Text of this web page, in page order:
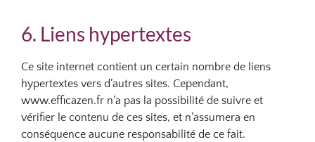
6. Liens hypertextes
Ce site internet contient un certain nombre de liens
hypertextes vers d’autres sites. Cependant,
www.efficazen.fr n’a pas la possibilité de suivre et
vérifier le contenu de ces sites, et n’assumera en
conséquence aucune responsabilité de ce fait.